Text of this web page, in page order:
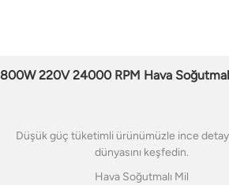
800W 220V 24000 RPM Hava
Düşük güç tüketimli ürünümüzle ince
dünyasını keşfedin.
Hava Soğutmalı Mil